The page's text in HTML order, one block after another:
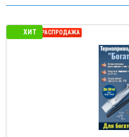
ХИТ
СЕЗОННАЯ РАСПРОДАЖА